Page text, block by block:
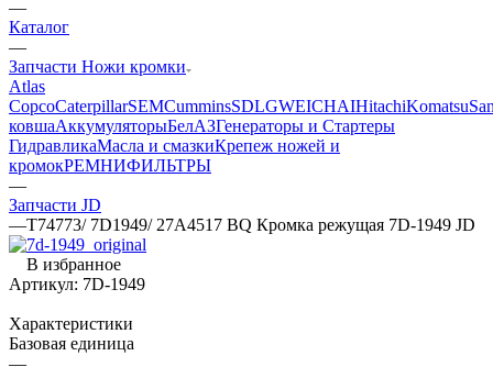
—
Каталог
—
Запчасти Ножи кромки
Atlas
CopcoCaterpillarSEMCumminsSDLGWEICHAIHitachiKomatsu
ковшаАккумуляторыБелАЗГенераторы и Стартеры
ГидравликаМасла и смазкиКрепеж ножей и
кромокРЕМНИФИЛЬТРЫ
—
Запчасти JD
—T74773/ 7D1949/ 27A4517 BQ Кромка режущая 7D-1949 JD
В избранное
Артикул: 7D-1949
Характеристики
Базовая единица
—